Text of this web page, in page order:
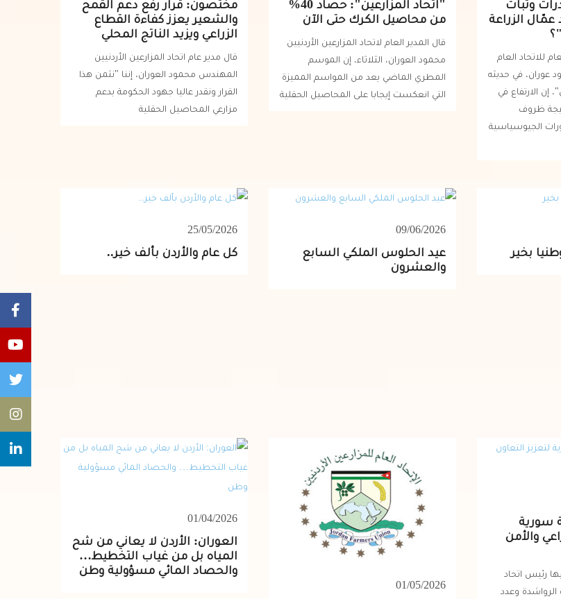
وثبات
عمّال الزراعة
للاتحاد العام
عوران، في حديثه
إن الارتفاع في
ظروف
الجيوسياسية
"اتحاد المزارعين": حصاد 40%
من محاصيل الكرك حتى الآن
قال المدير العام لاتحاد المزارعين الأردنيين
محمود العوران، الثلاثاء، إن الموسم
المطري الماضي يعد من المواسم المميزة
التي انعكست إيجابا على المحاصيل الحقلية
مختصون: قرار رفع دعم القمح
والشعير يعزز كفاءة القطاع
الزراعي ويزيد الناتج المحلي
قال مدير عام اتحاد المزارعين الأردنيين
المهندس محمود العوران، إننا "نثمن هذا
القرار ونقدر عاليا جهود الحكومة بدعم
مزارعي المحاصيل الحقلية
بخير
09/06/2026
عيد الحلوس الملكي السابع
والعشرون
25/05/2026
كل عام والأردن بألف خير..
سورية
والأمن
رئيس اتحاد
الرواشدة وعدد
01/05/2026
01/04/2026
العوران: الأردن لا يعاني من شح
المياه بل من غياب التخطيط…
والحصاد المائي مسؤولية وطن